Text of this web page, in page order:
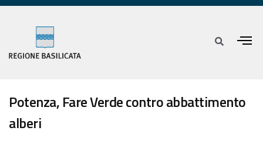
Potenza, Fare Verde contro abbattimento
alberi